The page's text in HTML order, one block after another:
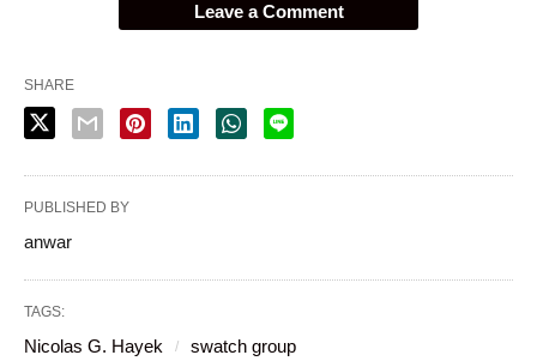
Leave a Comment
SHARE
PUBLISHED BY
anwar
TAGS:
Nicolas G. Hayek swatch group